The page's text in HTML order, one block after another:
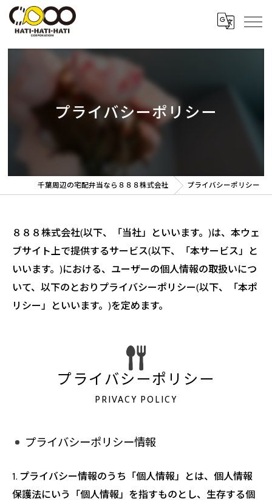
プライバシーポリシー
千葉周辺の宅配弁当なら８８８株式会社 プライバシーポリシー
８８８株式会社(以下、「当社」といいます。)は、本ウェ
ブサイト上で提供するサービス(以下、「本サービス」と
いいます。)における、ユーザーの個人情報の取扱いにつ
いて、以下のとおりプライバシーポリシー(以下、「本ポ
リシー」といいます。)を定めます。
プライバシーポリシー
PRIVACY POLICY
プライバシーポリシー情報
1. プライバシー情報のうち「個人情報」とは、個人情報
保護法にいう「個人情報」を指すものとし、生存する個